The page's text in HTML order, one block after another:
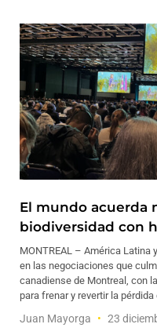
El mundo acuerda
biodiversidad con
MONTREAL – América Latina
en las negociaciones que
canadiense de Montreal, con
para frenar y revertir la pérdida
Juan Mayorga 23